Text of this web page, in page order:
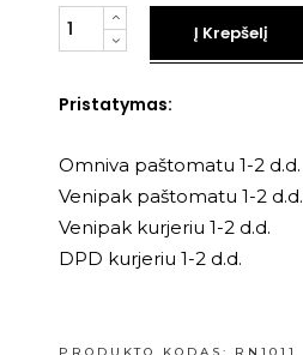
Kiekis
Į Krepšelį
Pristatymas:
Omniva paštomatu 1-2 d.d.
Venipak paštomatu 1-2 d.d.
Venipak kurjeriu 1-2 d.d.
DPD kurjeriu 1-2 d.d.